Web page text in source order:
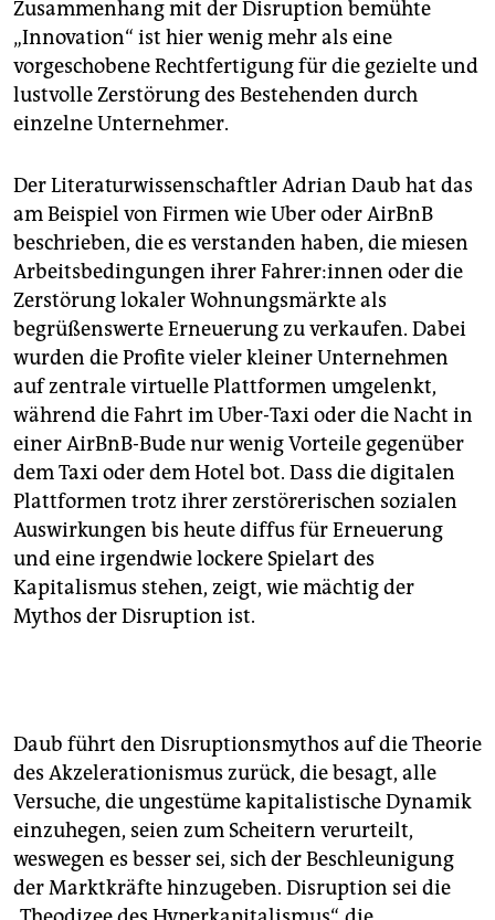
Zusammenhang mit der Disruption bemühte
„Innovation“ ist hier wenig mehr als eine
vorgeschobene Rechtfertigung für die gezielte und
lustvolle Zerstörung des Bestehenden durch
einzelne Unternehmer.
Der Literaturwissenschaftler Adrian Daub hat das
am Beispiel von Firmen wie Uber oder AirBnB
beschrieben, die es verstanden haben, die miesen
Arbeitsbedingungen ihrer Fah­re­r:in­nen oder die
Zerstörung lokaler Wohnungsmärkte als
begrüßenswerte Erneuerung zu verkaufen. Dabei
wurden die Profite vieler kleiner Unternehmen
auf zentrale virtuelle Plattformen umgelenkt,
während die Fahrt im Uber-Taxi oder die Nacht in
einer AirBnB-Bude nur wenig Vorteile gegen­über
dem Taxi oder dem Hotel bot. Dass die digitalen
Plattformen trotz ihrer zerstörerischen sozialen
Auswirkungen bis heute diffus für Erneuerung
und eine irgendwie lockere Spielart des
Kapitalismus stehen, zeigt, wie mächtig der
Mythos der Disruption ist.
Daub führt den Disruptions­mythos auf die Theorie
des Akzelerationismus zurück, die besagt, alle
Versuche, die ungestüme kapitalistische Dynamik
einzuhegen, seien zum Scheitern verurteilt,
weswegen es besser sei, sich der Beschleunigung
der Marktkräfte hinzugeben. Disruption sei die